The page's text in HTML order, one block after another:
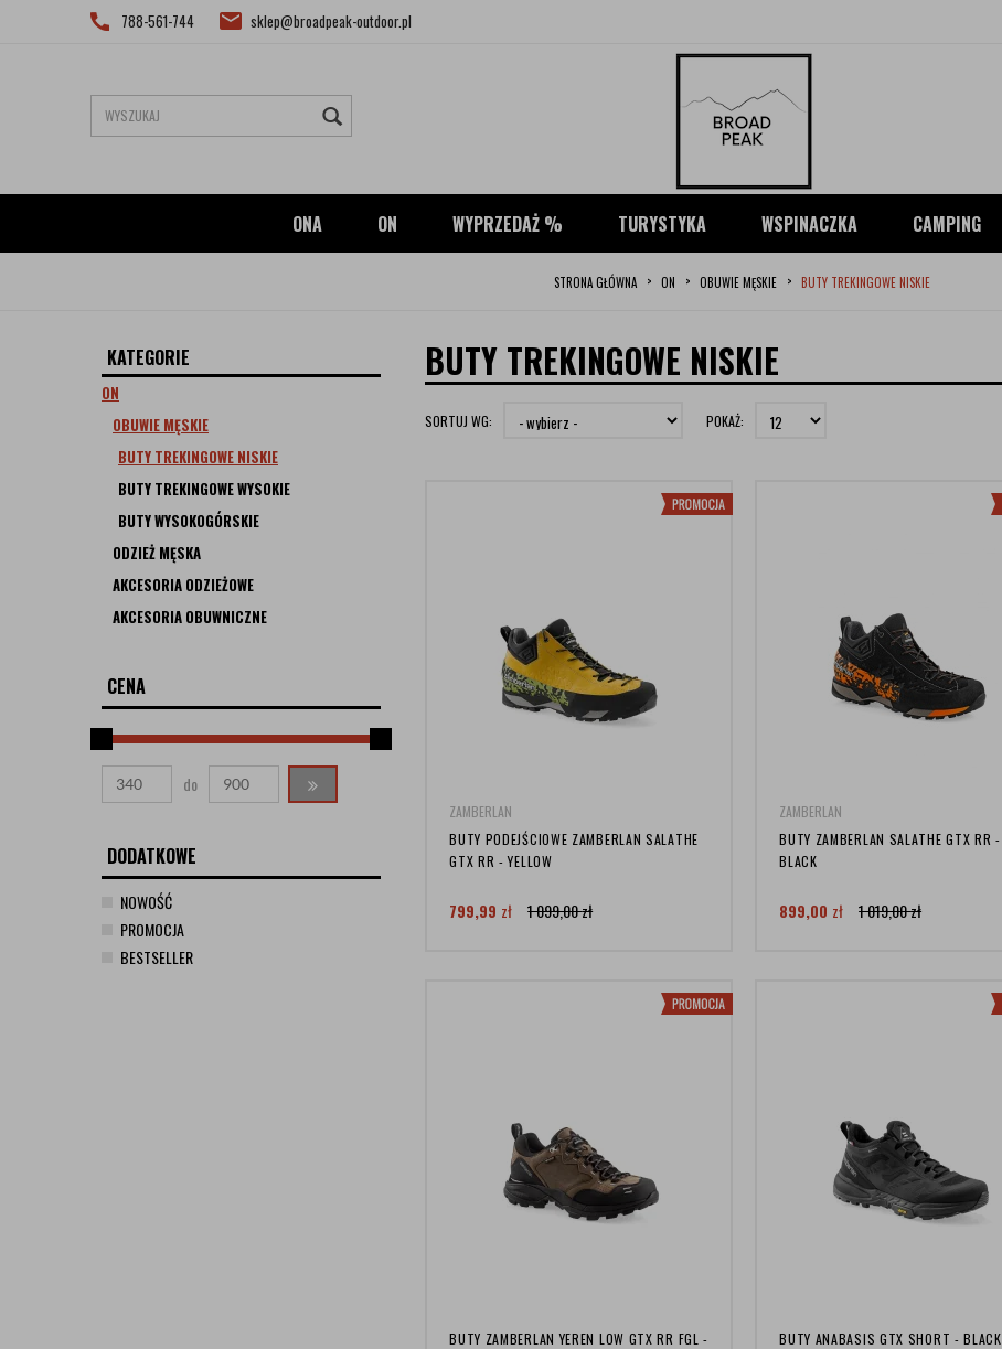
788-561-744 sklep@broadpeak-outdoor.pl
ONA ON WYPRZEDAŻ % TURYSTYKA WSPINACZKA CAMPING
STRONA GŁÓWNA ON OBUWIE MĘSKIE BUTY TREKINGOWE NISKIE
KATEGORIE
ON
OBUWIE MĘSKIE
BUTY TREKINGOWE NISKIE
BUTY TREKINGOWE WYSOKIE
BUTY WYSOKOGÓRSKIE
ODZIEŻ MĘSKA
AKCESORIA ODZIEŻOWE
AKCESORIA OBUWNICZNE
CENA
do
DODATKOWE
NOWOŚĆ
PROMOCJA
BESTSELLER
BUTY TREKINGOWE NISKIE
SORTUJ WG: POKAŻ:
ZAMBERLAN
BUTY PODEJŚCIOWE ZAMBERLAN SALATHE
GTX RR - YELLOW
799,99 zł 1 099,00zł
ZAMBERLAN
BUTY ZAMBERLAN SALATHE GTX RR -
BLACK
899,00 zł 1 019,00zł
BUTY ZAMBERLAN YEREN LOW GTX RR FGL -
BUTY ANABASIS GTX SHORT - BLACK